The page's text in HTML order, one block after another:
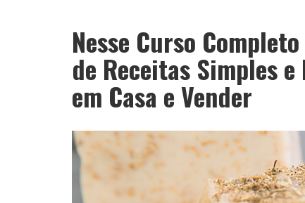
Nesse Curso
de Receitas Simples e
em Casa e Vender